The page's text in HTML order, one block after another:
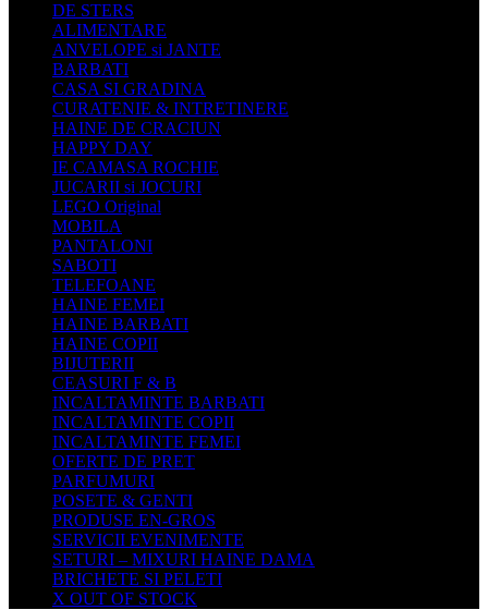
DE STERS
ALIMENTARE
ANVELOPE si JANTE
BARBATI
CASA SI GRADINA
CURATENIE & INTRETINERE
HAINE DE CRACIUN
HAPPY DAY
IE CAMASA ROCHIE
JUCARII si JOCURI
LEGO Original
MOBILA
PANTALONI
SABOTI
TELEFOANE
HAINE FEMEI
HAINE BARBATI
HAINE COPII
BIJUTERII
CEASURI F & B
INCALTAMINTE BARBATI
INCALTAMINTE COPII
INCALTAMINTE FEMEI
OFERTE DE PRET
PARFUMURI
POSETE & GENTI
PRODUSE EN-GROS
SERVICII EVENIMENTE
SETURI – MIXURI HAINE DAMA
BRICHETE SI PELETI
X OUT OF STOCK